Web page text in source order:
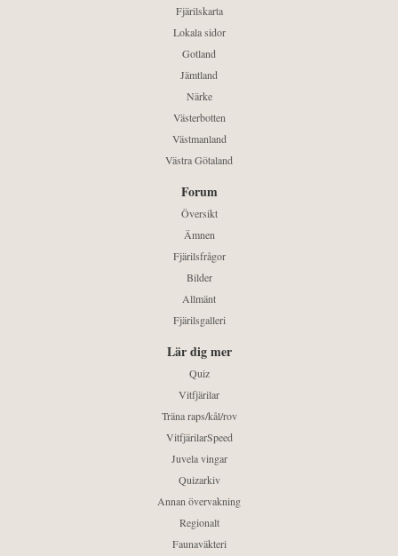
Fjärilskarta
Lokala sidor
Gotland
Jämtland
Närke
Västerbotten
Västmanland
Västra Götaland
Forum
Översikt
Ämnen
Fjärilsfrågor
Bilder
Allmänt
Fjärilsgalleri
Lär dig mer
Quiz
Vitfjärilar
Träna raps/kål/rov
VitfjärilarSpeed
Juvela vingar
Quizarkiv
Annan övervakning
Regionalt
Faunaväkteri